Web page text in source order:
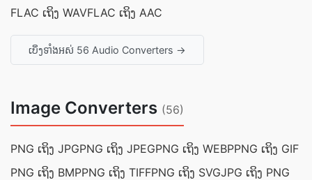
FLAC ເຖິງ WAVFLAC ເຖິງ AAC
ເບິ່ງ​ទាំងអស់ 56 Audio Converters →
Image Converters (56)
PNG ເຖິງ JPGPNG ເຖິງ JPEGPNG ເຖິງ WEBPPNG ເຖິງ GIF
PNG ເຖິງ BMPPNG ເຖິງ TIFFPNG ເຖິງ SVGJPG ເຖິງ PNG